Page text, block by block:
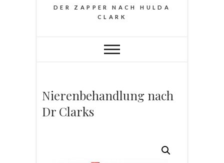
DER ZAPPER NACH HULDA
CLARK
Nierenbehandlung nach
Dr Clarks